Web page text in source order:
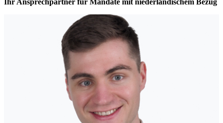
Ihr Ansprechpartner für Mandate mit niederländischem Bezug